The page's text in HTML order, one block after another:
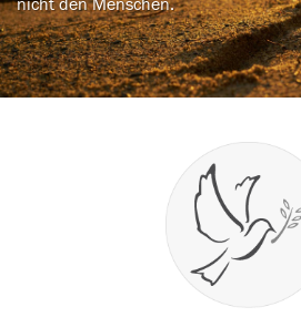
nicht den Menschen.